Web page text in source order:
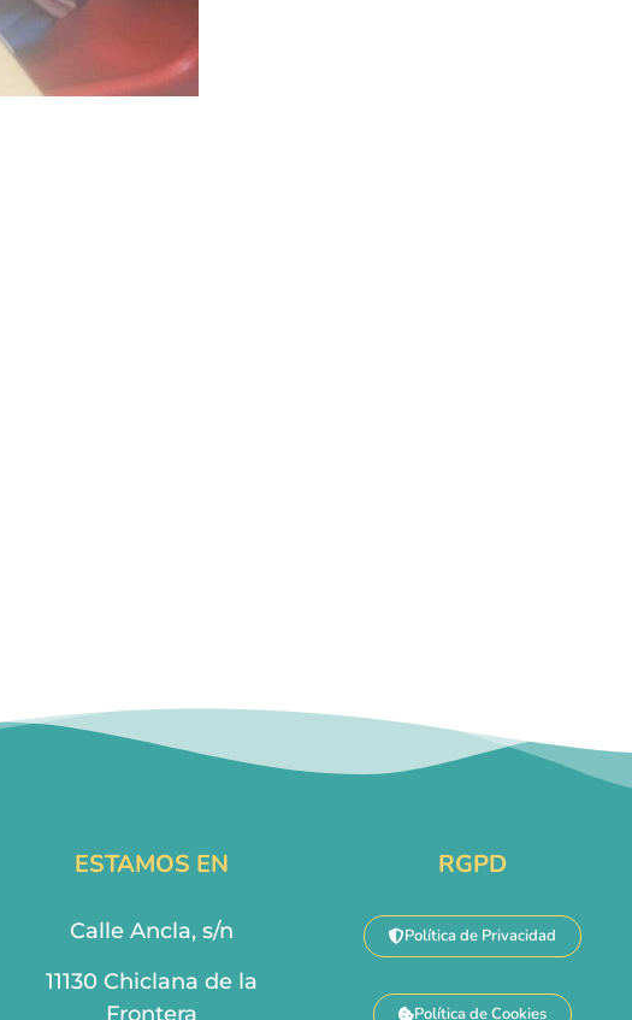
ESTAMOS EN
Calle Ancla, s/n
11130 Chiclana de la
Frontera
RGPD
Política de Privacidad
Política de Cookies